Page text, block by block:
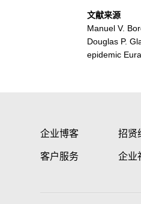
文献来源
Manuel V.
Douglas P.
epidemic
企业博客 招贤
客户服务 企业